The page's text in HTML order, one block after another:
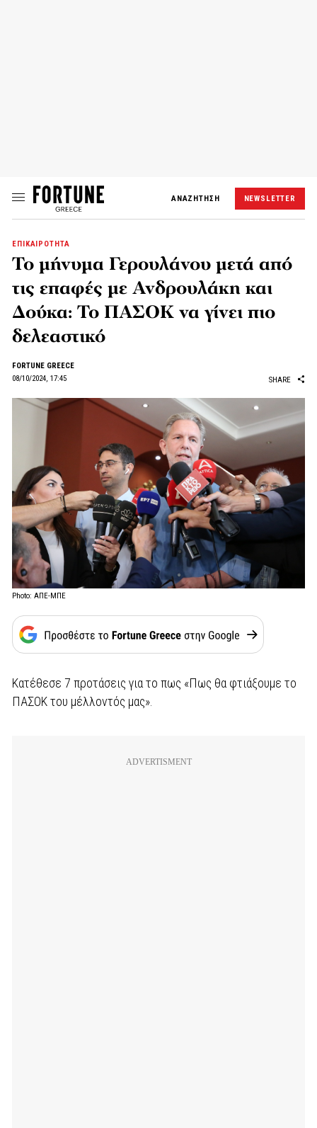
ΑΝΑΖΗΤΗΣΗ NEWSLETTER
ΕΠΙΚΑΙΡΟΤΗΤΑ
Το μήνυμα Γερουλάνου μετά από
τις επαφές με Ανδρουλάκη και
Δούκα: Το ΠΑΣΟΚ να γίνει πιο
δελεαστικό
FORTUNE GREECE
08/10/2024, 17:45
SHARE
Photo: ΑΠΕ-ΜΠΕ
Κατέθεσε 7 προτάσεις για το πως «Πως θα φτιάξουμε το
ΠΑΣΟΚ του μέλλοντός μας».